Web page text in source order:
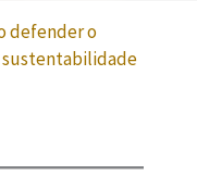
defender o